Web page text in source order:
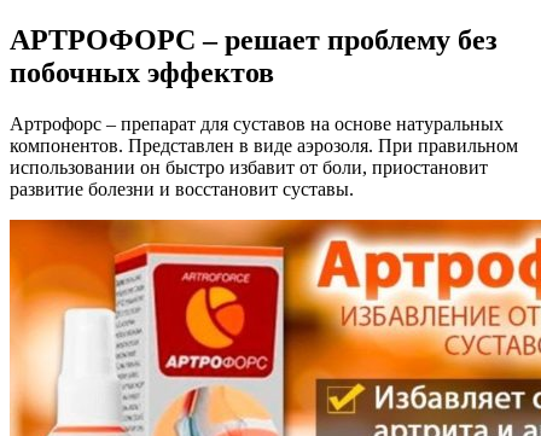
АРТРОФОРС – решает проблему без
побочных эффектов
Артрофорс – препарат для суставов на основе натуральных
компонентов. Представлен в виде аэрозоля. При правильном
использовании он быстро избавит от боли, приостановит
развитие болезни и восстановит суставы.